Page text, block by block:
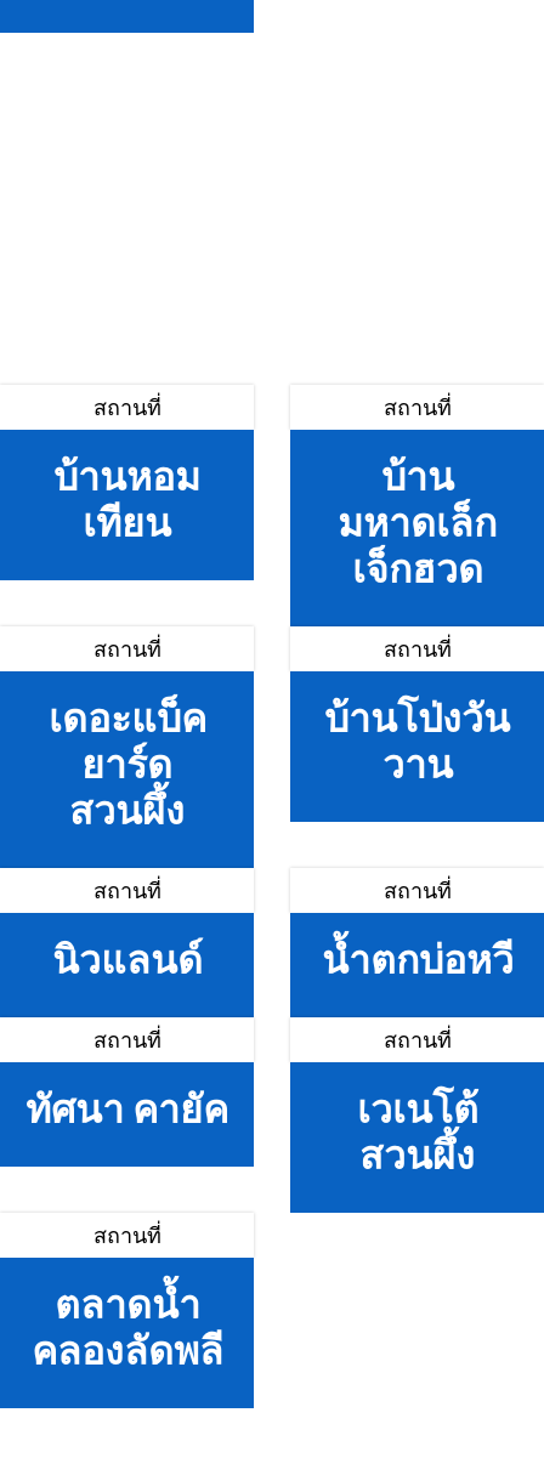
สถานที่
บ้านหอม
เทียน
สถานที่
บ้าน
มหาดเล็ก
เจ็กฮวด
สถานที่
เดอะแบ็ค
ยาร์ด
สวนผึ้ง
สถานที่
บ้านโป่งวัน
วาน
สถานที่
นิวแลนด์
สถานที่
น้ำตกบ่อหวี
สถานที่
ทัศนา คายัค
สถานที่
เวเนโต้
สวนผึ้ง
สถานที่
ตลาดน้ำ
คลองลัดพลี